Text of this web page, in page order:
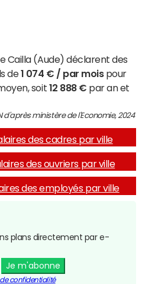
Cailla (Aude) déclarent des
de1 074 € / par moispour
soit 12 888 € par an et
d'après ministère de l'Economie, 2024
des cadres par ville
des ouvriers par ville
des employés par ville
plans directement par e-
Je m'abonne
confidentialité